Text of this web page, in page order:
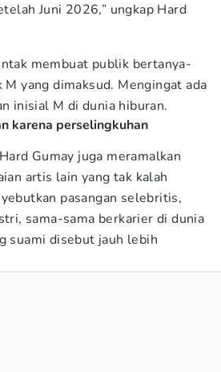
Juni 2026,” ungkap Hard
membuat publik bertanya-
M yang dimaksud. Mengingat ada
inisial M di dunia hiburan.
karena perselingkuhan
Gumay juga meramalkan
artis lain yang tak kalah
pasangan selebritis,
sama-sama berkarier di dunia
suami disebut jauh lebih